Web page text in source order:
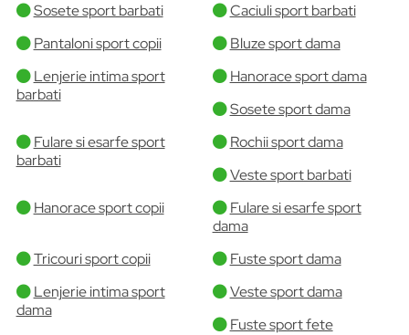
Sosete sport barbati
Caciuli sport barbati
Pantaloni sport copii
Bluze sport dama
Lenjerie intima sport
barbati
Hanorace sport dama
Sosete sport dama
Fulare si esarfe sport
barbati
Rochii sport dama
Veste sport barbati
Hanorace sport copii
Fulare si esarfe sport
dama
Tricouri sport copii
Fuste sport dama
Lenjerie intima sport
dama
Veste sport dama
Fuste sport fete